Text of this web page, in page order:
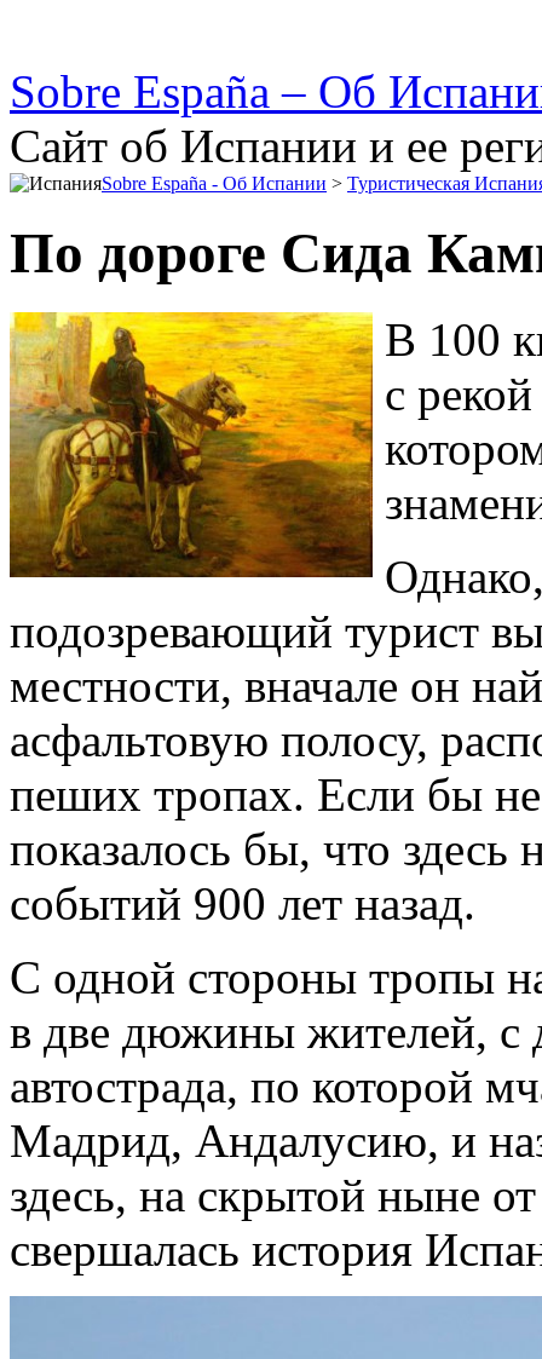
Sobre España – Об
Сайт об Испании и ее
Sobre España - Об Испании > Туристическая
По дороге Сида
В 100
с
подозревающий турист
местности, вначале он
асфальтовую полосу,
пеших тропах. Если бы
показалось бы, что здесь
событий 900 лет назад.
С одной стороны тропы
в две дюжины жителей, с
автострада, по которой
Мадрид, Андалусию, и
здесь, на скрытой ныне
свершалась история